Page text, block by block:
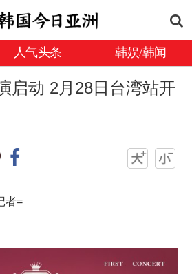
人气头条 韩娱/韩闻
启动 2月28日台湾站开
者=